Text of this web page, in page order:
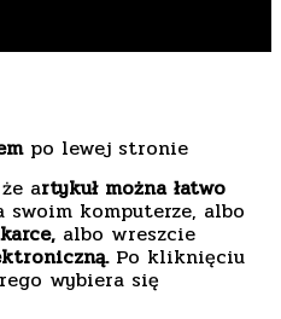
po lewej stronie
artykuł można łatwo
komputerze, albo
albo wreszcie
Po kliknięciu
wybiera się